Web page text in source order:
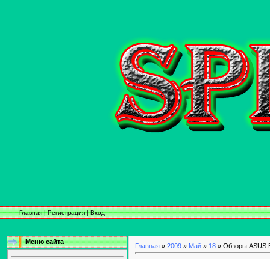
Главная|Регистрация|Вход
Меню сайта
Главная » 2009 » Май » 18 » Обзоры ASUS